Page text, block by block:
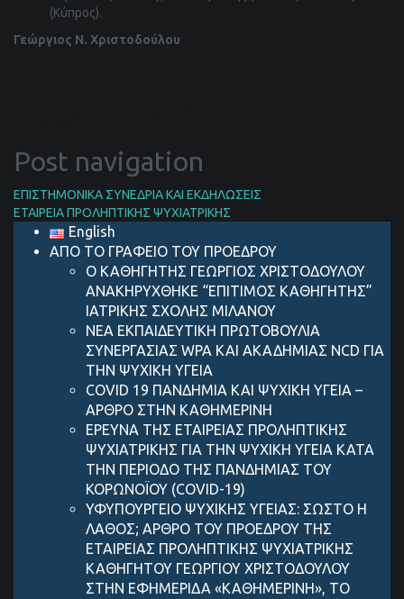
(Κύπρος).
Γεώργιος Ν. Χριστοδούλου
Post navigation
ΕΠΙΣΤΗΜΟΝΙΚΑ ΣΥΝΕΔΡΙΑ ΚΑΙ ΕΚΔΗΛΩΣΕΙΣ
ΕΤΑΙΡΕΙΑ ΠΡΟΛΗΠΤΙΚΗΣ ΨΥΧΙΑΤΡΙΚΗΣ
English
ΑΠΟ ΤΟ ΓΡΑΦΕΙΟ ΤΟΥ ΠΡΟΕΔΡΟΥ
Ο ΚΑΘΗΓΗΤΗΣ ΓΕΩΡΓΙΟΣ ΧΡΙΣΤΟΔΟΥΛΟΥ
ΑΝΑΚΗΡΥΧΘΗΚΕ “ΕΠΙΤΙΜΟΣ ΚΑΘΗΓΗΤΗΣ”
ΙΑΤΡΙΚΗΣ ΣΧΟΛΗΣ ΜΙΛΑΝΟΥ
ΝΕΑ ΕΚΠΑΙΔΕΥΤΙΚΗ ΠΡΩΤΟΒΟΥΛΙΑ
ΣΥΝΕΡΓΑΣΙΑΣ WPA ΚΑΙ ΑΚΑΔΗΜΙΑΣ NCD ΓΙΑ
ΤΗΝ ΨΥΧΙΚΗ ΥΓΕΙΑ
COVID 19 ΠΑΝΔΗΜIΑ ΚΑΙ ΨΥΧΙΚH ΥΓΕIΑ –
AΡΘΡΟ ΣΤΗΝ ΚΑΘΗΜΕΡΙΝH
ΕΡΕΥΝΑ ΤΗΣ ΕΤΑΙΡΕΙΑΣ ΠΡΟΛΗΠΤΙΚΗΣ
ΨΥΧΙΑΤΡΙΚΗΣ ΓΙΑ ΤΗΝ ΨΥΧΙΚΗ ΥΓΕΙΑ ΚΑΤΑ
ΤΗΝ ΠΕΡΙΟΔΟ ΤΗΣ ΠΑΝΔΗΜΙΑΣ ΤΟΥ
ΚΟΡΩΝΟΪΟΥ (COVID-19)
ΥΦΥΠΟΥΡΓΕΙΟ ΨΥΧΙΚΗΣ ΥΓΕΙΑΣ: ΣΩΣΤΟ Η
ΛΑΘΟΣ; ΑΡΘΡΟ ΤΟΥ ΠΡΟΕΔΡΟΥ ΤΗΣ
ΕΤΑΙΡΕΙΑΣ ΠΡΟΛΗΠΤΙΚΗΣ ΨΥΧΙΑΤΡΙΚΗΣ
ΚΑΘΗΓΗΤΟΥ ΓΕΩΡΓΙΟΥ ΧΡΙΣΤΟΔΟΥΛΟΥ
ΣΤΗΝ ΕΦΗΜΕΡΙΔΑ «ΚΑΘΗΜΕΡΙΝΗ», ΤΟ